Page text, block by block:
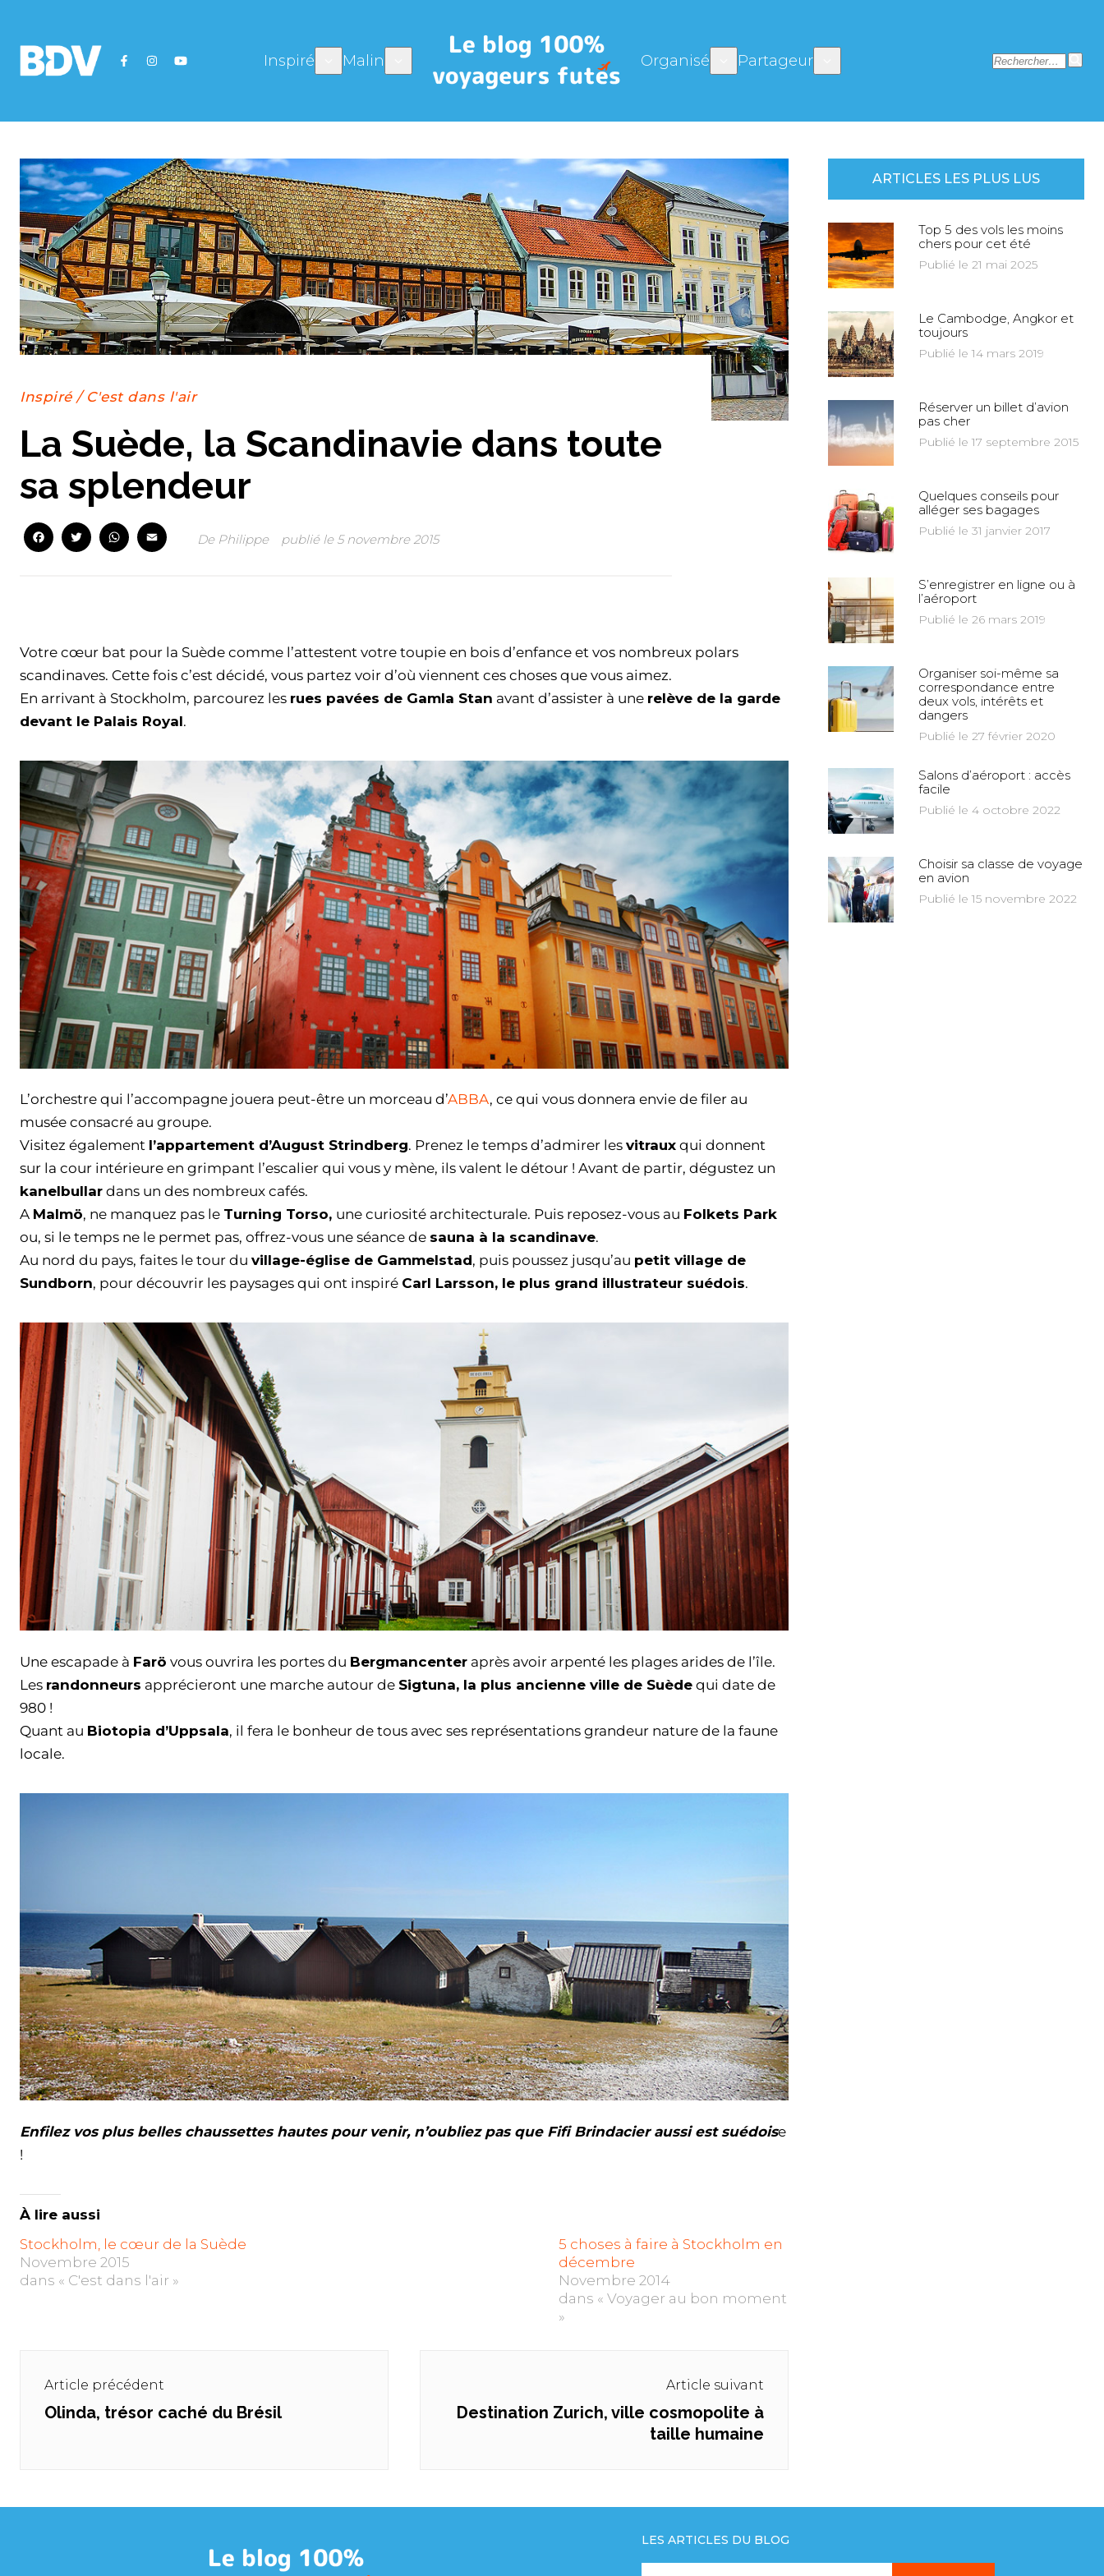
Inspiré Malin Organisé Partageur
Inspiré/ C'est dans l'air
La Suède, la Scandinavie dans toute
sa splendeur
FacebookTwitterWhatsApp
Email
De Philippe publié le 5 novembre 2015
Votre cœur bat pour la Suède comme l’attestent votre toupie en bois d’enfance et vos nombreux polars
scandinaves. Cette fois c’est décidé, vous partez voir d’où viennent ces choses que vous aimez.
En arrivant à Stockholm, parcourez les rues pavées de Gamla Stan avant d’assister à une relève de la garde
devant le Palais Royal.
L’orchestre qui l’accompagne jouera peut-être un morceau d’ABBA, ce qui vous donnera envie de filer au
musée consacré au groupe.
Visitez également l’appartement d’August Strindberg. Prenez le temps d’admirer les vitraux qui donnent
sur la cour intérieure en grimpant l’escalier qui vous y mène, ils valent le détour ! Avant de partir, dégustez un
kanelbullar dans un des nombreux cafés.
A Malmö, ne manquez pas le Turning Torso, une curiosité architecturale. Puis reposez-vous au Folkets Park
ou, si le temps ne le permet pas, offrez-vous une séance de sauna à la scandinave.
Au nord du pays, faites le tour du village-église de Gammelstad, puis poussez jusqu’au petit village de
Sundborn, pour découvrir les paysages qui ont inspiré Carl Larsson, le plus grand illustrateur suédois.
Une escapade à Farö vous ouvrira les portes du Bergmancenter après avoir arpenté les plages arides de l’île.
Les randonneurs apprécieront une marche autour de Sigtuna, la plus ancienne ville de Suède qui date de
980 !
Quant au Biotopia d’Uppsala, il fera le bonheur de tous avec ses représentations grandeur nature de la faune
locale.
Enfilez vos plus belles chaussettes hautes pour venir, n’oubliez pas que Fifi Brindacier aussi est suédoise
!
À lire aussi
Stockholm, le cœur de la Suède
Novembre 2015
dans « C'est dans l'air »
5 choses à faire à Stockholm en
décembre
Novembre 2014
dans « Voyager au bon moment
»
l’articleArticle précédent
Previous
Olinda, trésor caché du Brésil
Article suivant
Next
Destination Zurich, ville cosmopolite à
taille humaine
ARTICLES LES PLUS LUS
Top 5 des vols les moins
chers pour cet été
Publié le 21 mai 2025
Le Cambodge, Angkor et
toujours
Publié le 14 mars 2019
Réserver un billet d’avion
pas cher
Publié le 17 septembre 2015
Quelques conseils pour
alléger ses bagages
Publié le 31 janvier 2017
S’enregistrer en ligne ou à
l’aéroport
Publié le 26 mars 2019
Organiser soi-même sa
correspondance entre
deux vols, intérêts et
dangers
Publié le 27 février 2020
Salons d’aéroport : accès
facile
Publié le 4 octobre 2022
Choisir sa classe de voyage
en avion
Publié le 15 novembre 2022
LES ARTICLES DU BLOG